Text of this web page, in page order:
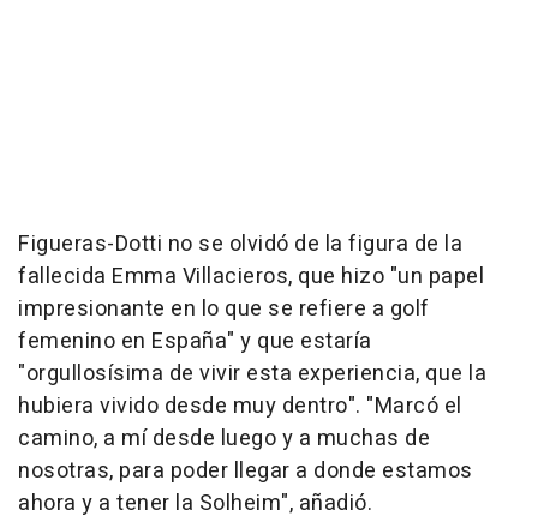
Figueras-Dotti no se olvidó de la figura de la
fallecida Emma Villacieros, que hizo "un papel
impresionante en lo que se refiere a golf
femenino en España" y que estaría
"orgullosísima de vivir esta experiencia, que la
hubiera vivido desde muy dentro". "Marcó el
camino, a mí desde luego y a muchas de
nosotras, para poder llegar a donde estamos
ahora y a tener la Solheim", añadió.